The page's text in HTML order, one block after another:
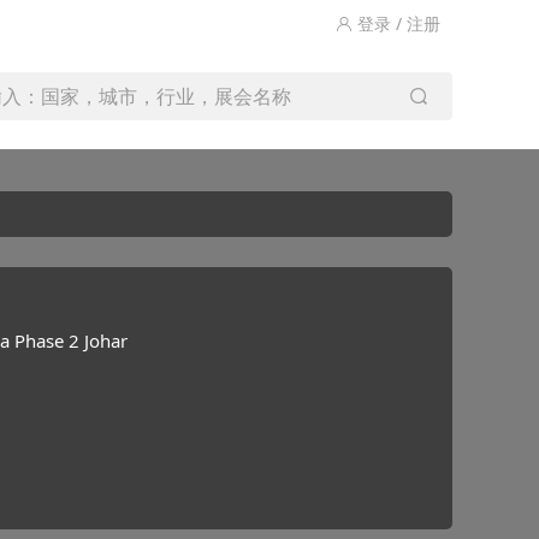
登录 / 注册
：国家，城市，行业，展会名称
Phase 2 Johar